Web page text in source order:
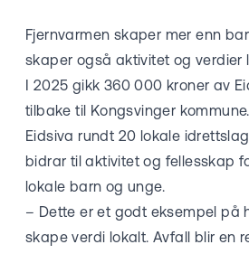
Fjernvarmen skaper mer enn
skaper også aktivitet og verdier
I 2025 gikk 360 000 kroner av
tilbake til Kongsvinger
Eidsiva rundt 20 lokale
bidrar til aktivitet og fellesskap
lokale barn og unge.
– Dette er et godt eksempel på
skape verdi lokalt. Avfall blir en